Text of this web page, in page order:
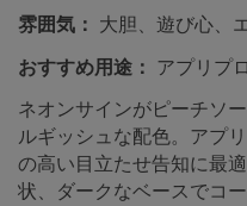
雰囲気： 大胆、遊び心、
おすすめ用途： アプリプ
ネオンサインがピーチソ
ルギッシュな配色。アプ
の高い目立たせ告知に最
状、ダークなベースでコ